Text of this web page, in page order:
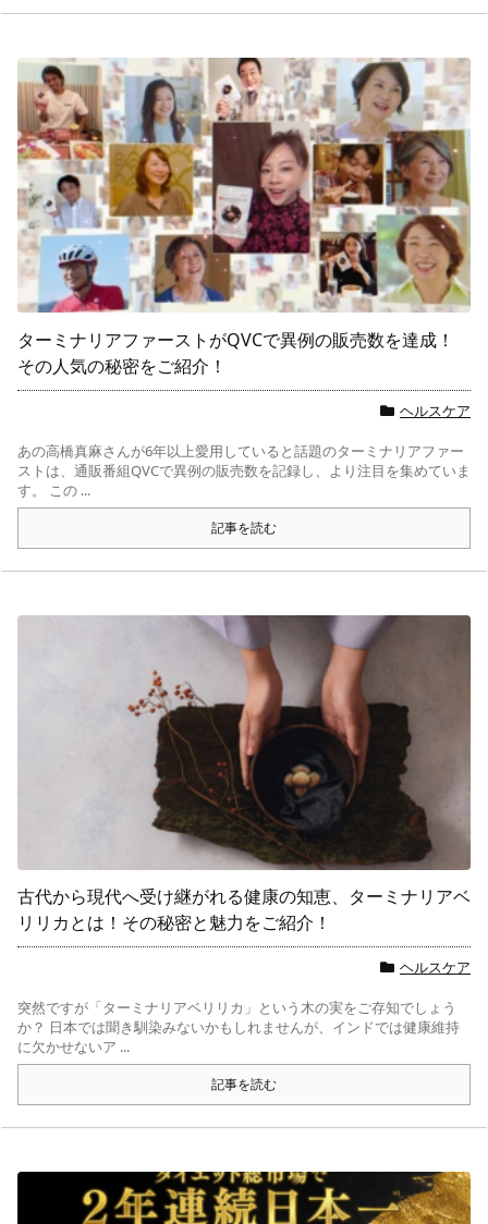
ターミナリアファーストがQVCで異例の販売数を達成！
その人気の秘密をご紹介！
ヘルスケア
あの高橋真麻さんが6年以上愛用していると話題のターミナリアファー
ストは、通販番組QVCで異例の販売数を記録し、より注目を集めていま
す。 この ...
記事を読む
古代から現代へ受け継がれる健康の知恵、ターミナリアベ
リリカとは！その秘密と魅力をご紹介！
ヘルスケア
突然ですが「ターミナリアベリリカ」という木の実をご存知でしょう
か？ 日本では聞き馴染みないかもしれませんが、インドでは健康維持
に欠かせないア ...
記事を読む